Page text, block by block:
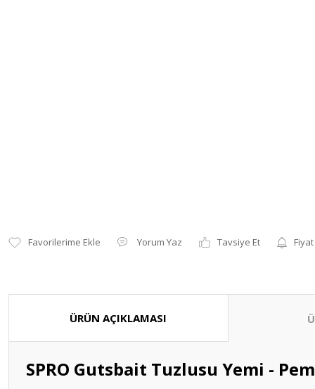
Yorum Yaz Tavsiye Et
ÜRÜN AÇIKLAMASI
SPRO Gutsbait Tuzlusu Yemi -